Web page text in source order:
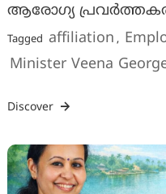
ആരോഗ്യ പ്രവര്‍ത്തകര്‍
Tagged affiliation ,
Minister Veena
Discover